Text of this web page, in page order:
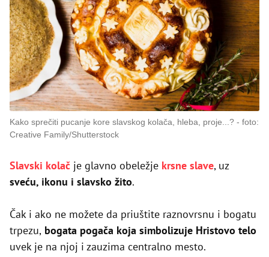
Kako sprečiti pucanje kore slavskog kolača, hleba, proje...?
foto:
Creative Family/Shutterstock
Slavski kolač je glavno obeležje krsne slave, uz
sveću, ikonu i slavsko žito.
Čak i ako ne možete da priuštite raznovrsnu i bogatu
trpezu, bogata pogača koja simbolizuje Hristovo telo
uvek je na njoj i zauzima centralno mesto.